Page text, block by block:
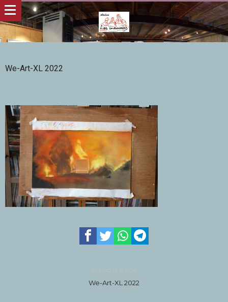
We-Art-XL 2022
Previous article
We-Art-XL 2022